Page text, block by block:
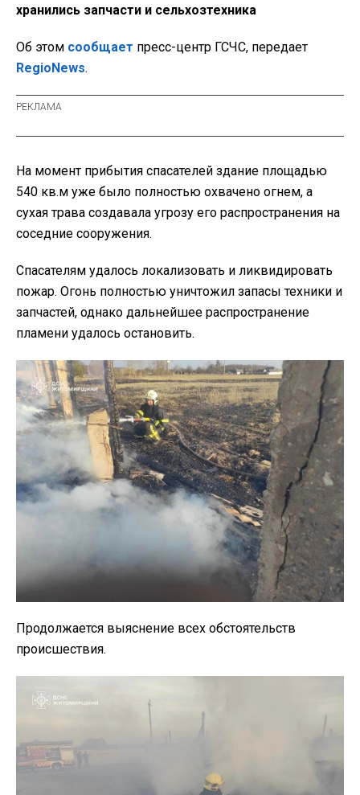
хранились запчасти и сельхозтехника
Об этом сообщает пресс-центр ГСЧС, передает
RegioNews.
На момент прибытия спасателей здание площадью
540 кв.м уже было полностью охвачено огнем, а
сухая трава создавала угрозу его распространения на
соседние сооружения.
Спасателям удалось локализовать и ликвидировать
пожар. Огонь полностью уничтожил запасы техники и
запчастей, однако дальнейшее распространение
пламени удалось остановить.
Продолжается выяснение всех обстоятельств
происшествия.